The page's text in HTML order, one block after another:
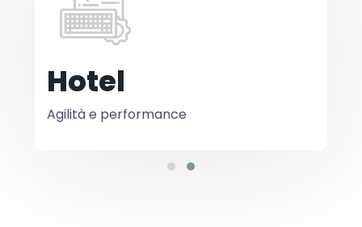
Hotel
Agilità e performance